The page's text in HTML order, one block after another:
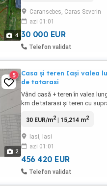
4
Caransebes, Caras-Severin
azi 01:01
30 000 EUR
Telefon validat
2
5
Casa și teren Iași valea
de tatarasi
Vând casă + teren în valea
km de tatarasi și teren cu
6 camere, mobilata,
vie cu suprafața de
Zonă liniștită, langa lacul
nu ...
30 EUR/m2| 15,214 m2
Iasi, Iasi
azi 01:01
456 420 EUR
Telefon validat